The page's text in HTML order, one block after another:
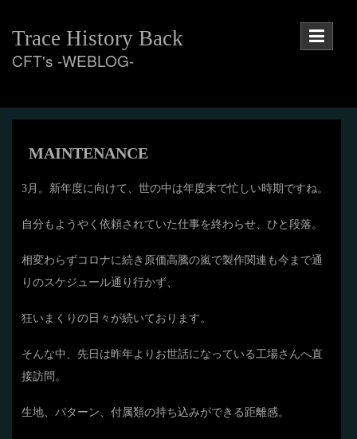
content
Trace History Back
CFT's -WEBLOG-
MAINTENANCE
3月。新年度に向けて、世の中は年度末で忙しい時期ですね。
自分もようやく依頼されていた仕事を終わらせ、ひと段落。
相変わらずコロナに続き原価高騰の嵐で製作関連も今まで通
りのスケジュール通り行かず、
狂いまくりの日々が続いております。
そんな中、先日は昨年よりお世話になっている工場さんへ直
接訪問。
生地、パターン、付属類の持ち込みができる距離感。